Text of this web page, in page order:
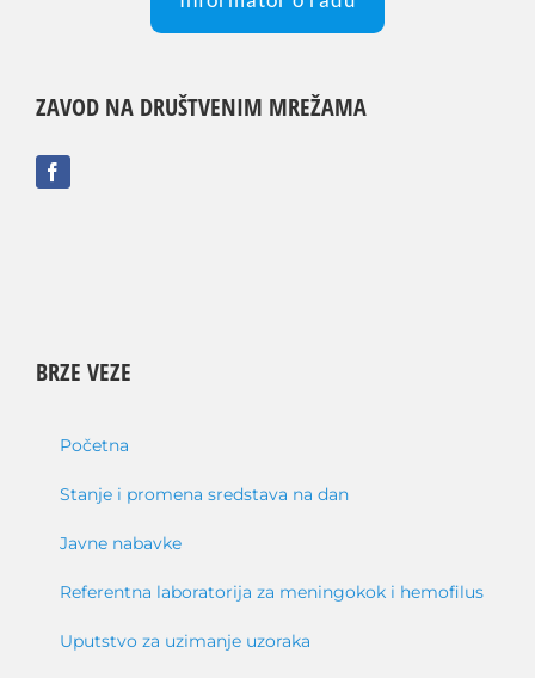
ZAVOD NA DRUŠTVENIM MREŽAMA
BRZE VEZE
Početna
Stanje i promena sredstava na dan
Javne nabavke
Referentna laboratorija za meningokok i hemofilus
Uputstvo za uzimanje uzoraka